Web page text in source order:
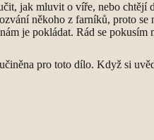
jak mluvit o víře, nebo
někoho z farníků, proto
je pokládat. Rád se
pro toto dílo. Když si